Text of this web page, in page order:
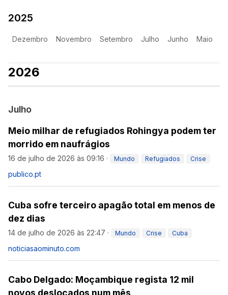
2025
Dezembro Novembro Setembro Julho Junho Maio
2026
Julho
Meio milhar de refugiados Rohingya podem ter
morrido em naufrágios
16 de julho de 2026 às 09:16 · Mundo Refugiados Crise
publico.pt
Cuba sofre terceiro apagão total em menos de
dez dias
14 de julho de 2026 às 22:47 · Mundo Crise Cuba
noticiasaominuto.com
Cabo Delgado: Moçambique regista 12 mil
novos deslocados num mês